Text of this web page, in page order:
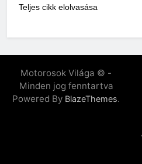
Teljes cikk elolvasása
Motorosok Világa © -
Minden jog fenntartva
Powered By BlazeThemes.